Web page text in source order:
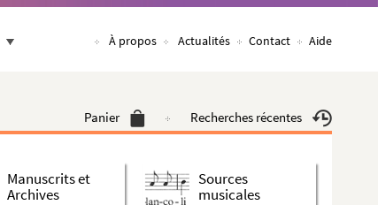
À propos Actualités Contact Aide
Panier Recherches récentes
Manuscrits et
Archives
Sources
musicales